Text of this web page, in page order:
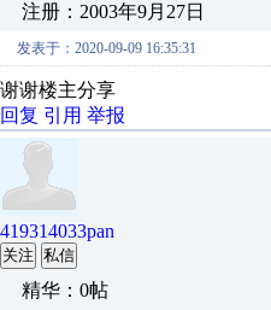
注册：2003年9月27日
发表于：2020-09-09 16:35:31
谢谢楼主分享
回复 引用 举报
419314033pan
关注 私信
精华：0帖